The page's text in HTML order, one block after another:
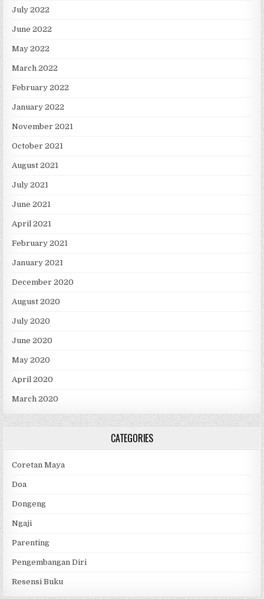
July 2022
June 2022
May 2022
March 2022
February 2022
January 2022
November 2021
October 2021
August 2021
July 2021
June 2021
April 2021
February 2021
January 2021
December 2020
August 2020
July 2020
June 2020
May 2020
April 2020
March 2020
CATEGORIES
Coretan Maya
Doa
Dongeng
Ngaji
Parenting
Pengembangan Diri
Resensi Buku